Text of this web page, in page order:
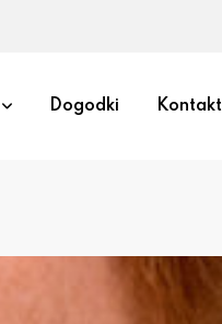
Dogodki Kontakt